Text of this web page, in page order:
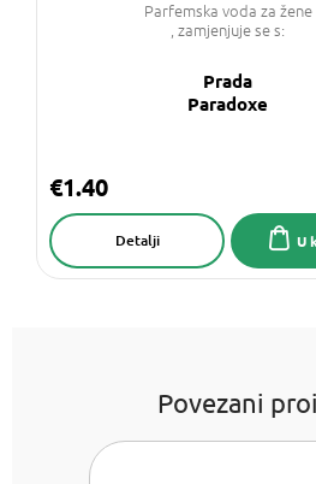
Parfemska voda za žene
, zamjenjuje se s:
Prada
Paradoxe
€1.40
U
Detalji
Povezani